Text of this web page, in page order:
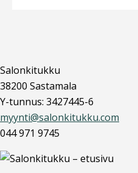
Salonkitukku
38200 Sastamala
Y-tunnus: 3427445-6
myynti@salonkitukku.com
044 971 9745